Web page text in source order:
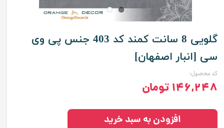
گلویی 8 سانت کمند کد 403 جنس پی وی
سی [انبار اصفهان]
کد محصول:
۱۴۶,۲۴۸ تومان
افزودن به سبد خرید